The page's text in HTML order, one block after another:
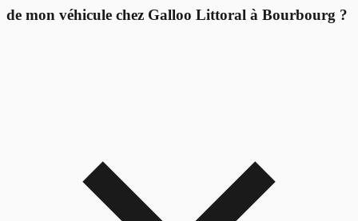
de mon véhicule chez Galloo Littoral à Bourbourg ?